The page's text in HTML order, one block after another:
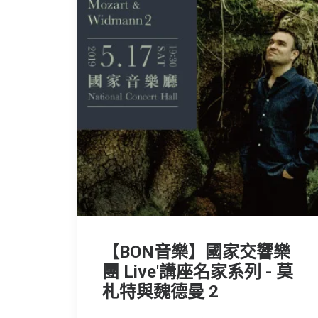
【BON音樂】國家交響樂
團 Live'講座名家系列 - 莫
札特與魏德曼 2